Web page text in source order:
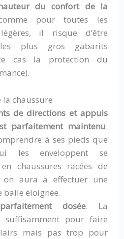
du confort de la
pour toutes les
il risque d’être
plus gros gabarits
cas la protection du
la chaussure
de directions et appuis
parfaitement maintenu.
à ses pieds que
les enveloppent se
chaussures racées de
on aura à effectuer une
balle éloignée.
dosée. La
suffisamment pour faire
mais pas trop pour